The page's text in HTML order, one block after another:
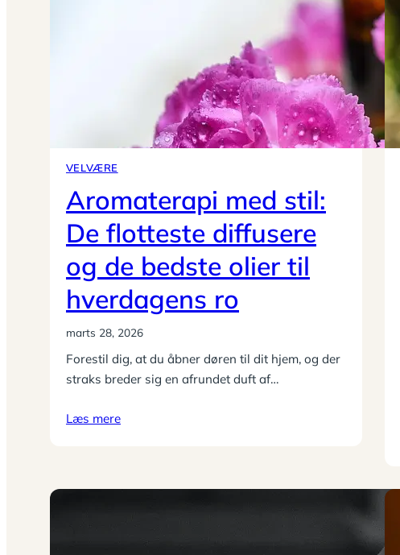
VELVÆRE
Aromaterapi med stil:
De flotteste diffusere
og de bedste olier til
hverdagens ro
marts 28, 2026
Forestil dig, at du åbner døren til dit hjem, og der
straks breder sig en afrundet duft af…
Læs mere